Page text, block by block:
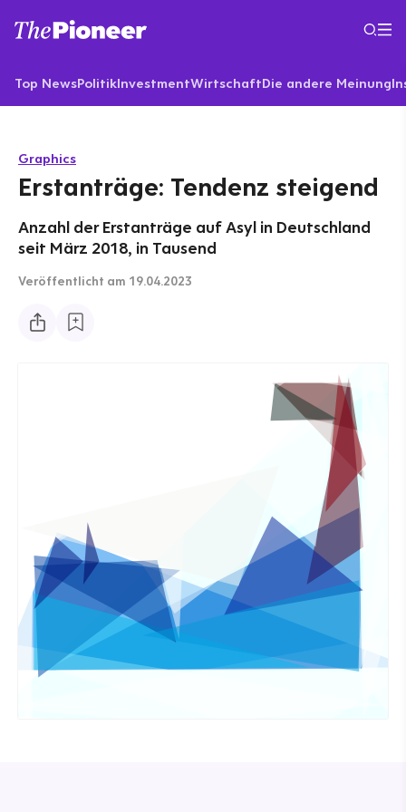
Top NewsPolitikInvestmentWirtschaftDie andere Meinung
Graphics
Erstanträge: Tendenz steigend
Anzahl der Erstanträge auf Asyl in Deutschland
seit März 2018, in Tausend
Veröffentlicht am 19.04.2023